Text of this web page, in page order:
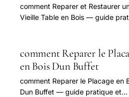
comment Reparer et Restaurer
Vieille Table en Bois — guide
comment Reparer le
en Bois Dun Buffet
comment Reparer le Placage en
Dun Buffet — guide pratique et